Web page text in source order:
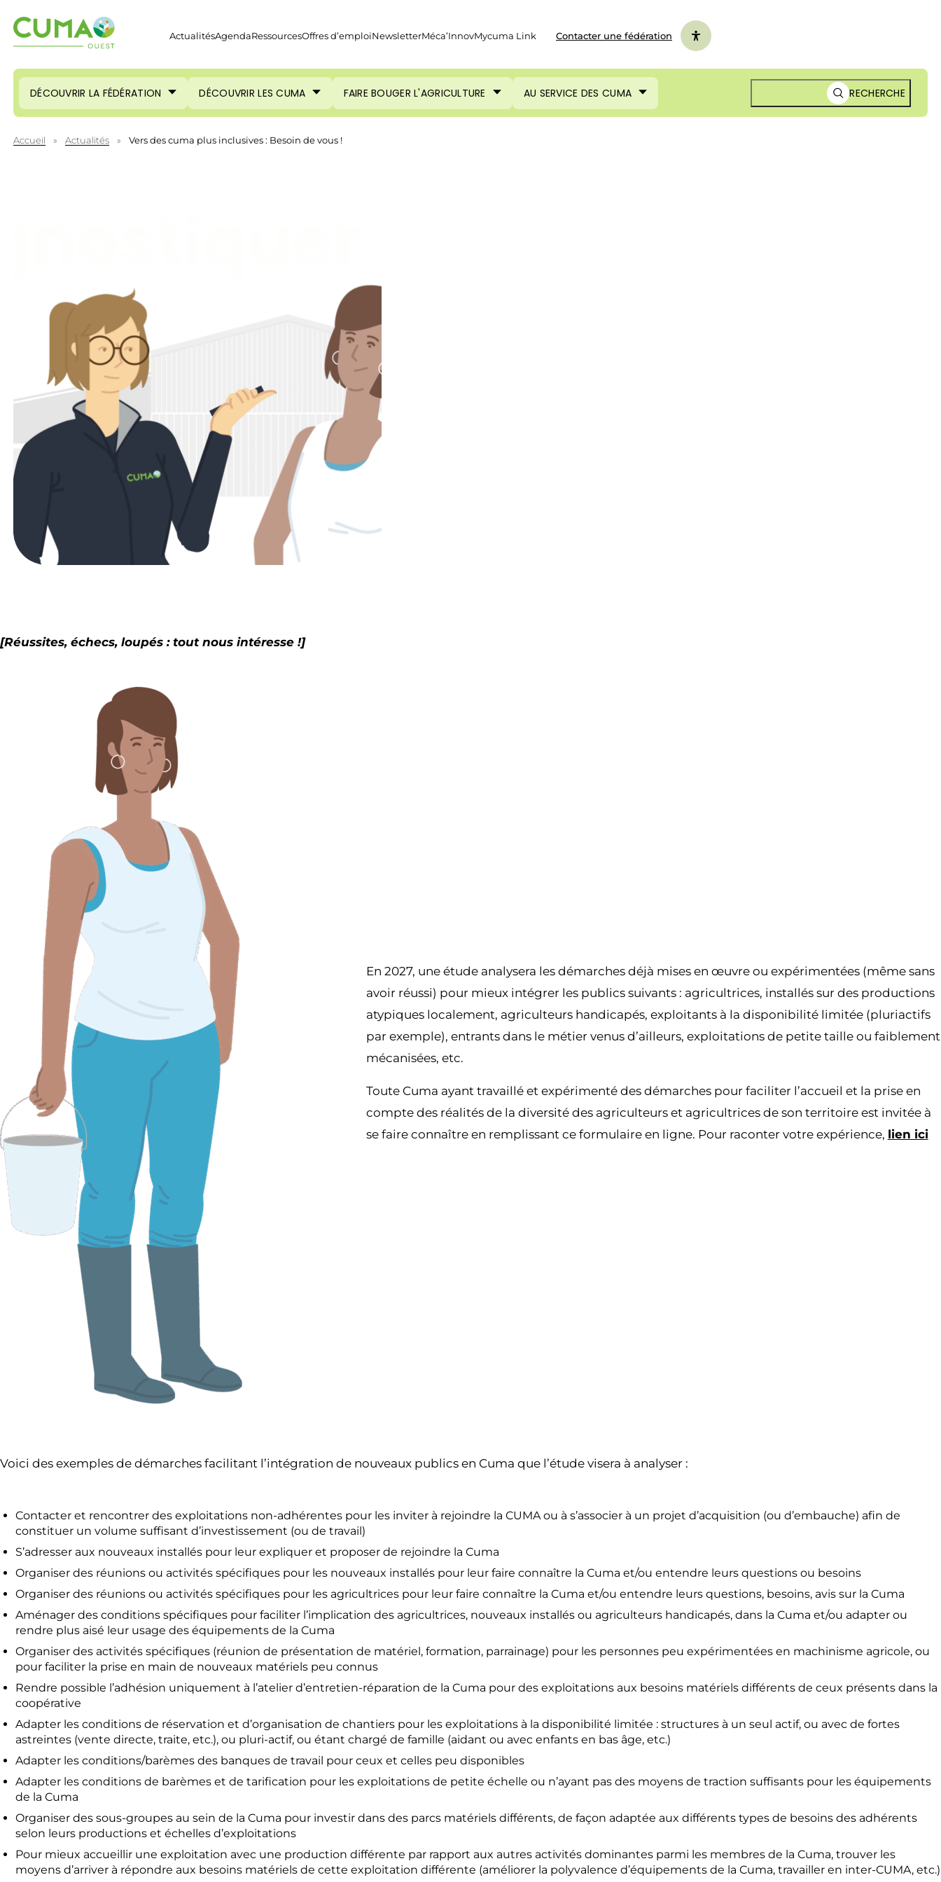
ActualitésAgendaRessourcesOffres d’emploiNewsletterMéca’InnovMycuma Link Contacter une fédération
DÉCOUVRIR LA FÉDÉRATION DÉCOUVRIR LES CUMA FAIRE BOUGER L'AGRICULTURE AU SERVICE DES CUMA RECHERCHE
Accueil » Actualités » Vers des cuma plus inclusives : Besoin de vous !
[Réussites, échecs, loupés : tout nous intéresse !]
En 2027, une étude analysera les démarches déjà mises en œuvre ou expérimentées (même sans
avoir réussi) pour mieux intégrer les publics suivants : agricultrices, installés sur des productions
atypiques localement, agriculteurs handicapés, exploitants à la disponibilité limitée (pluriactifs
par exemple), entrants dans le métier venus d’ailleurs, exploitations de petite taille ou faiblement
mécanisées, etc.
Toute Cuma ayant travaillé et expérimenté des démarches pour faciliter l’accueil et la prise en
compte des réalités de la diversité des agriculteurs et agricultrices de son territoire est invitée à
se faire connaître en remplissant ce formulaire en ligne. Pour raconter votre expérience, lien ici
Voici des exemples de démarches facilitant l’intégration de nouveaux publics en Cuma que l’étude visera à analyser :
Contacter et rencontrer des exploitations non-adhérentes pour les inviter à rejoindre la CUMA ou à s’associer à un projet d’acquisition (ou d’embauche) afin de
constituer un volume suffisant d’investissement (ou de travail)
S’adresser aux nouveaux installés pour leur expliquer et proposer de rejoindre la Cuma
Organiser des réunions ou activités spécifiques pour les nouveaux installés pour leur faire connaître la Cuma et/ou entendre leurs questions ou besoins
Organiser des réunions ou activités spécifiques pour les agricultrices pour leur faire connaître la Cuma et/ou entendre leurs questions, besoins, avis sur la Cuma
Aménager des conditions spécifiques pour faciliter l’implication des agricultrices, nouveaux installés ou agriculteurs handicapés, dans la Cuma et/ou adapter ou
rendre plus aisé leur usage des équipements de la Cuma
Organiser des activités spécifiques (réunion de présentation de matériel, formation, parrainage) pour les personnes peu expérimentées en machinisme agricole, ou
pour faciliter la prise en main de nouveaux matériels peu connus
Rendre possible l’adhésion uniquement à l’atelier d’entretien-réparation de la Cuma pour des exploitations aux besoins matériels différents de ceux présents dans la
coopérative
Adapter les conditions de réservation et d’organisation de chantiers pour les exploitations à la disponibilité limitée : structures à un seul actif, ou avec de fortes
astreintes (vente directe, traite, etc.), ou pluri-actif, ou étant chargé de famille (aidant ou avec enfants en bas âge, etc.)
Adapter les conditions/barèmes des banques de travail pour ceux et celles peu disponibles
Adapter les conditions de barèmes et de tarification pour les exploitations de petite échelle ou n’ayant pas des moyens de traction suffisants pour les équipements
de la Cuma
Organiser des sous-groupes au sein de la Cuma pour investir dans des parcs matériels différents, de façon adaptée aux différents types de besoins des adhérents
selon leurs productions et échelles d’exploitations
Pour mieux accueillir une exploitation avec une production différente par rapport aux autres activités dominantes parmi les membres de la Cuma, trouver les
moyens d’arriver à répondre aux besoins matériels de cette exploitation différente (améliorer la polyvalence d’équipements de la Cuma, travailler en inter-CUMA, etc.)